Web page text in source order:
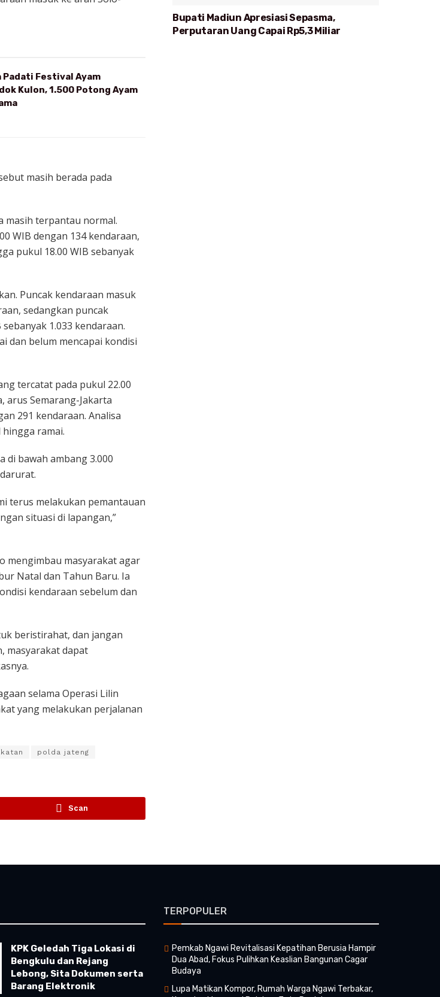
Padati Festival Ayam
Kulon, 1.500 Potong Ayam
masih berada pada
masih terpantau normal.
WIB dengan 134 kendaraan,
pukul 18.00 WIB sebanyak
Puncak kendaraan masuk
sedangkan puncak
1.033 kendaraan.
dan belum mencapai kondisi
tercatat pada pukul 22.00
arus Semarang-Jakarta
291 kendaraan. Analisa
ramai.
di bawah ambang 3.000
terus melakukan pemantauan
situasi di lapangan,”
mengimbau masyarakat agar
Natal dan Tahun Baru. Ia
kendaraan sebelum dan
beristirahat, dan jangan
masyarakat dapat
selama Operasi Lilin
yang melakukan perjalanan
polda jateng
Scan
Bupati Madiun Apresiasi Sepasma,
Perputaran Uang Capai Rp5,3 Miliar
KPK Geledah Tiga Lokasi di
Bengkulu dan Rejang
Lebong, Sita Dokumen serta
Barang Elektronik
TERPOPULER
Pemkab Ngawi Revitalisasi Kepatihan Berusia Hampir
Dua Abad, Fokus Pulihkan Keaslian Bangunan Cagar
Budaya
Lupa Matikan Kompor, Rumah Warga Ngawi Terbakar,